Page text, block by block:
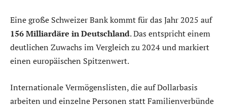
Eine große Schweizer Bank kommt für das Jahr 2025 auf
156 Milliardäre in Deutschland. Das entspricht einem
deutlichen Zuwachs im Vergleich zu 2024 und markiert
einen europäischen Spitzenwert.
Internationale Vermögenslisten, die auf Dollarbasis
arbeiten und einzelne Personen statt Familienverbünde